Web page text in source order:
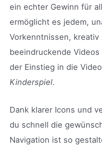
ein echter Gewinn für
ermöglicht es jedem,
Vorkenntnissen, kreativ
beeindruckende
der Einstieg in die
Kinderspiel.
Dank klarer Icons und
du schnell die
Navigation ist so